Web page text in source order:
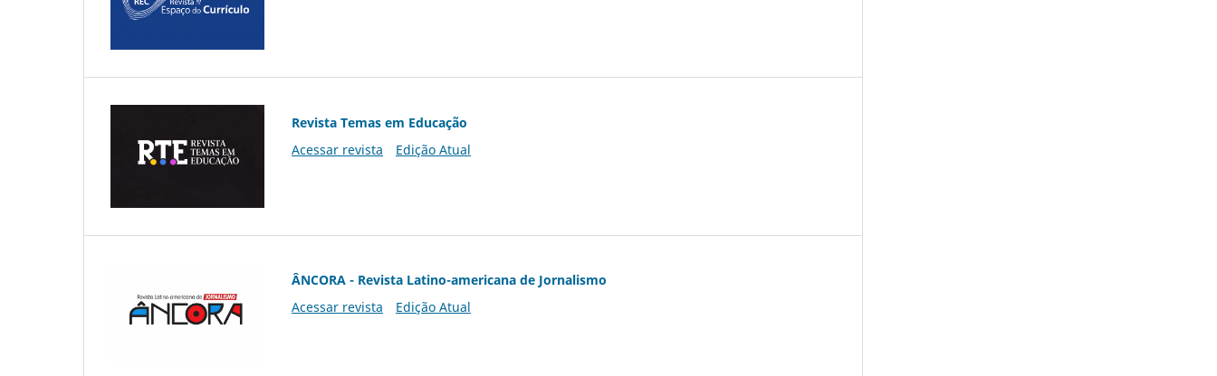
Revista Temas em Educação
Acessar revista
Edição Atual
ÂNCORA - Revista Latino-americana de Jornalismo
Acessar revista
Edição Atual